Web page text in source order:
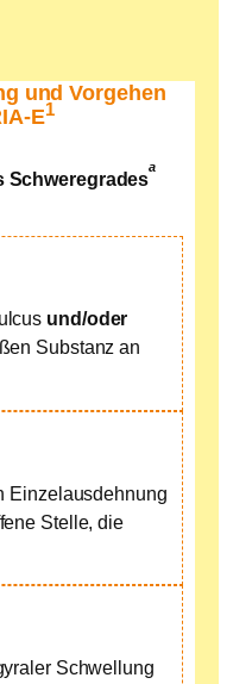
und Vorgehen
E1
Schweregrades
a
und/oder
Substanz an
Einzelausdehnung
Stelle, die
Schwellung